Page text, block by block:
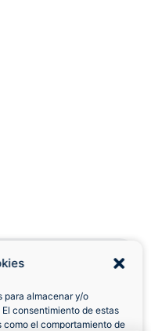
para almacenar y/o
consentimiento de estas
el comportamiento de
Devolución 7 Días